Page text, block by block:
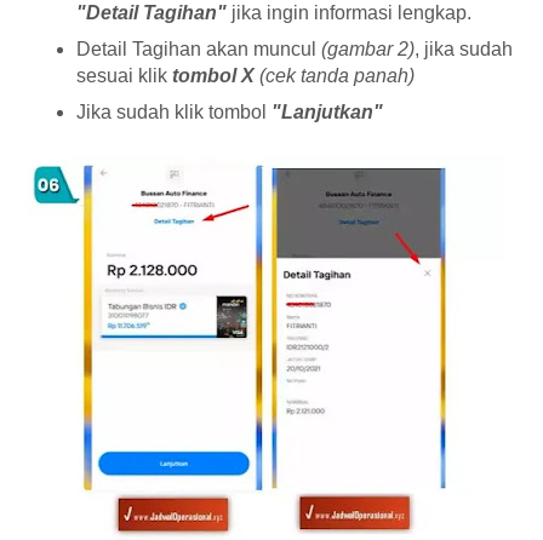
"Detail Tagihan" jika ingin informasi lengkap.
Detail Tagihan akan muncul (gambar 2), jika sudah
sesuai klik tombol X (cek tanda panah)
Jika sudah klik tombol "Lanjutkan"